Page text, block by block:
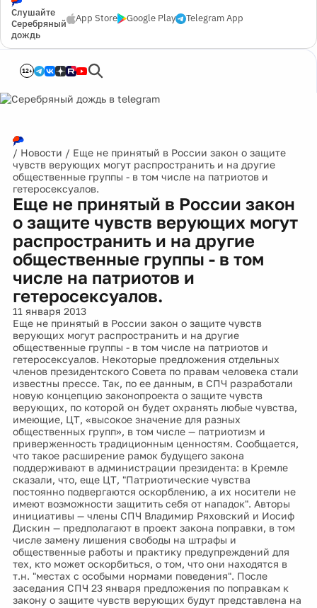
Слушайте
Серебряный
дождь
App Store Google Play Telegram App
12+
/ Новости / Еще не принятый в России закон о защите
чувств верующих могут распространить и на другие
общественные группы - в том числе на патриотов и
гетеросексуалов.
Еще не принятый в России закон
о защите чувств верующих могут
распространить и на другие
общественные группы - в том
числе на патриотов и
гетеросексуалов.
11 января 2013
Еще не принятый в России закон о защите чувств
верующих могут распространить и на другие
общественные группы - в том числе на патриотов и
гетеросексуалов. Некоторые предложения отдельных
членов президентского Совета по правам человека стали
известны прессе. Так, по ее данным, в СПЧ разработали
новую концепцию законопроекта о защите чувств
верующих, по которой он будет охранять любые чувства,
имеющие, ЦТ, «высокое значение для разных
общественных групп», в том числе — патриотизм и
приверженность традиционным ценностям. Сообщается,
что такое расширение рамок будущего закона
поддерживают в администрации президента: в Кремле
сказали, что, еще ЦТ, "Патриотические чувства
постоянно подвергаются оскорблению, а их носители не
имеют возможности защитить себя от нападок". Авторы
инициативы — члены СПЧ Владимир Ряховский и Иосиф
Дискин — предполагают в проект закона поправки, в том
числе замену лишения свободы на штрафы и
общественные работы и практику предупреждений для
тех, кто может оскорбиться, о том, что они находятся в
т.н. "местах с особыми нормами поведения". После
заседания СПЧ 23 января предложения по поправкам к
закону о защите чувств верующих будут представлена на